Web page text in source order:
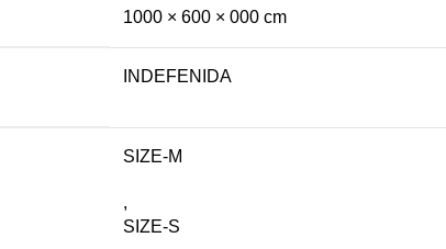
1000 × 600 × 000 cm
INDEFENIDA
SIZE-M
,
SIZE-S